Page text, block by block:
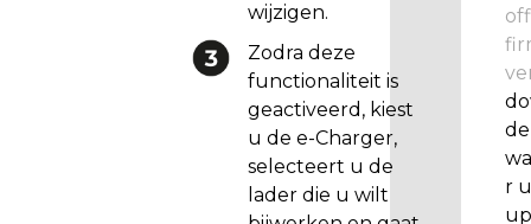
wijzigen.
Zodra deze
functionaliteit is
geactiveerd, kiest
u de e-Charger,
selecteert u de
lader die u wilt
r